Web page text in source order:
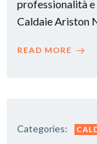
professionalità
Caldaie Ariston
READ MORE
Categories: